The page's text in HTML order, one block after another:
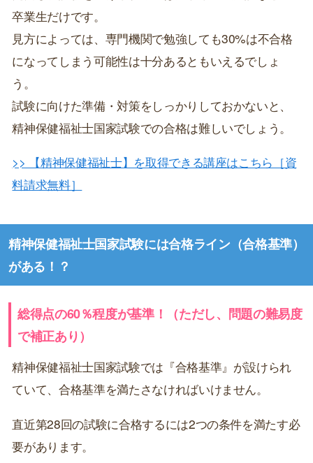
卒業生だけです。
見方によっては、専門機関で勉強しても30%は不合格
になってしまう可能性は十分あるともいえるでしょ
う。
試験に向けた準備・対策をしっかりしておかないと、
精神保健福祉士国家試験での合格は難しいでしょう。
>> 【精神保健福祉士】を取得できる講座はこちら［資
料請求無料］
精神保健福祉士国家試験には合格ライン（合格基準）
がある！？
総得点の60％程度が基準！（ただし、問題の難易度
で補正あり）
精神保健福祉士国家試験では『合格基準』が設けられ
ていて、合格基準を満たさなければいけません。
直近第28回の試験に合格するには2つの条件を満たす必
要があります。